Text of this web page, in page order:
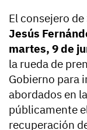
El consejero
Jesús
martes, 9 de
la rueda de
Gobierno para
abordados en
públicamente
recuperación